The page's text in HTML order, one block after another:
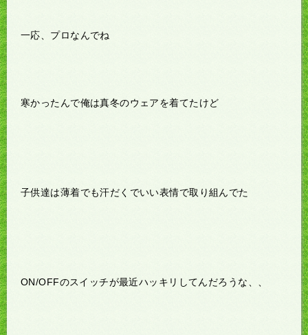
一応、プロなんでね
寒かったんで俺は真冬のウェアを着てたけど
子供達は薄着でも汗だくでいい表情で取り組んでた
ON/OFFのスイッチが最近ハッキリしてんだろうな、、